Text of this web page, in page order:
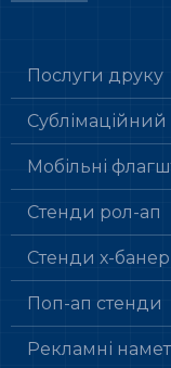
Послуги друку
Мобільні
Стенди рол-ап
Стенди х-банер
Поп-ап стенди
Рекламні